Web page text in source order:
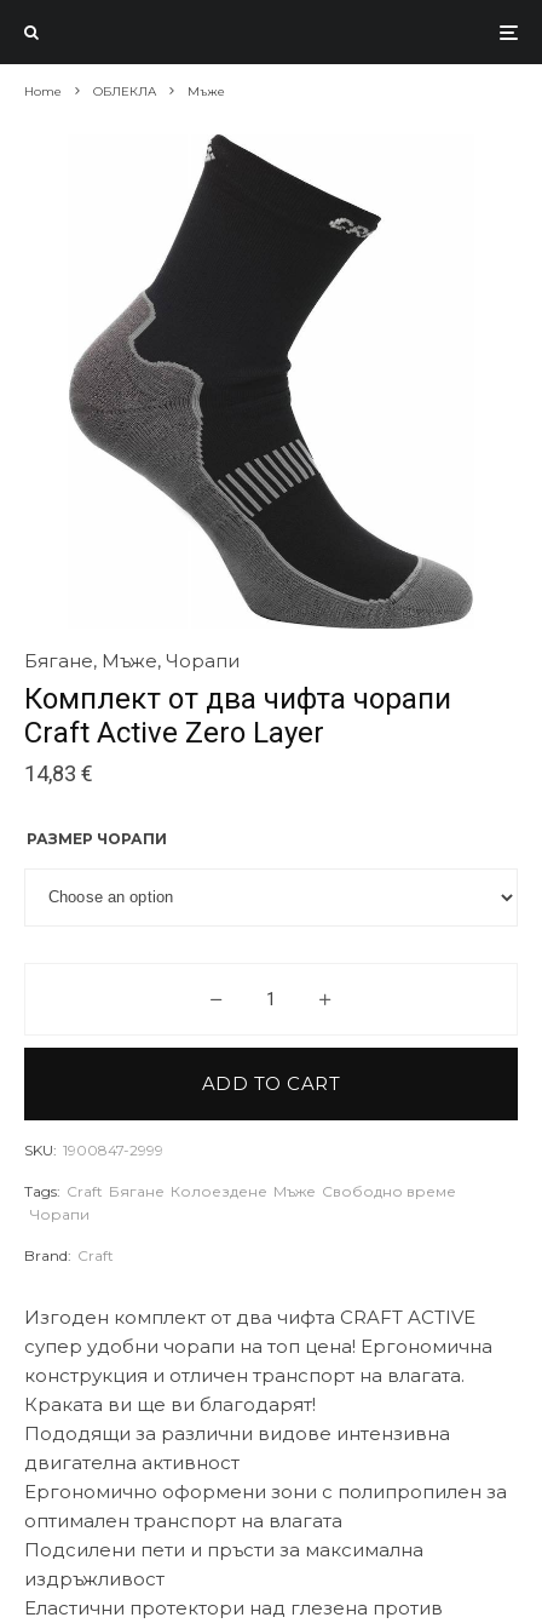
Home ОБЛЕКЛА Мъже
Бягане, Мъже, Чорапи
Комплект от два чифта чорапи
Craft Active Zero Layer
14,83 €
Изгоден комплект от два чифта CRAFT ACTIVE
супер удобни чорапи на топ цена! Ергономична
конструкция и отличен транспорт на влагата.
Краката ви ще ви благодарят!
Пододящи за различни видове интензивна
двигателна активност
Ергономично оформени зони с полипропилен за
оптимален транспорт на влагата
Подсилени пети и пръсти за максимална
издръжливост
Еластични протектори над глезена против
РАЗМЕР ЧОРАПИ
Комплект от два чифта
ADD TO CART
SKU: 1900847-2999
Tags: Craft Бягане Колоездене Мъже Свободно време
Чорапи
Brand: Craft